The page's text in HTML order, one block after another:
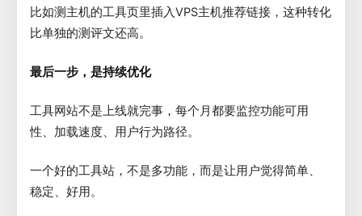
比如测主机的工具页里插入VPS主机推荐链接，这种转化
比单独的测评文还高。
最后一步，是持续优化
工具网站不是上线就完事，每个月都要监控功能可用
性、加载速度、用户行为路径。
一个好的工具站，不是多功能，而是让用户觉得简单、
稳定、好用。